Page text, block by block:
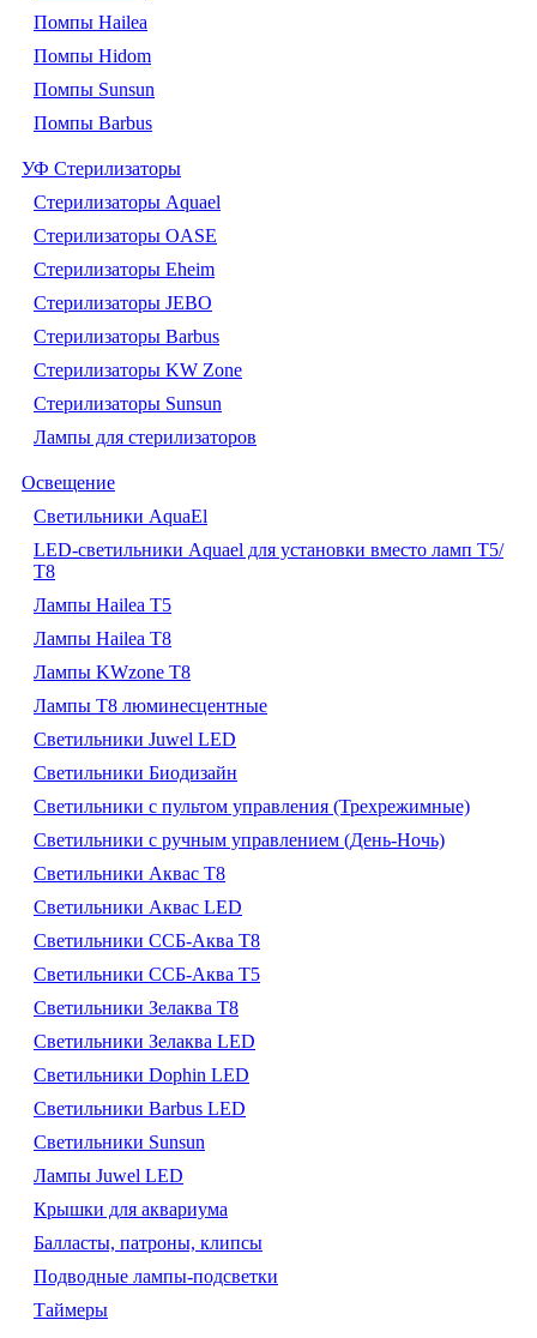
Помпы Hailea
Помпы Hidom
Помпы Sunsun
Помпы Barbus
УФ Стерилизаторы
Стерилизаторы Aquael
Стерилизаторы OASE
Стерилизаторы Eheim
Стерилизаторы JEBO
Стерилизаторы Barbus
Стерилизаторы KW Zone
Стерилизаторы Sunsun
Лампы для стерилизаторов
Освещение
Cветильники AquaEl
LED-светильники Aquael для установки вместо ламп Т5/
Т8
Лампы Hailea Т5
Лампы Hailea Т8
Лампы KWzone Т8
Лампы Т8 люминесцентные
Светильники Juwel LED
Светильники Биодизайн
Светильники с пультом управления (Трехрежимные)
Светильники с ручным управлением (День-Ночь)
Светильники Аквас Т8
Светильники Аквас LED
Светильники ССБ-Аква Т8
Светильники ССБ-Аква Т5
Светильники Зелаква Т8
Светильники Зелаква LED
Светильники Dophin LED
Светильники Barbus LED
Светильники Sunsun
Лампы Juwel LED
Крышки для аквариума
Балласты, патроны, клипсы
Подводные лампы-подсветки
Таймеры